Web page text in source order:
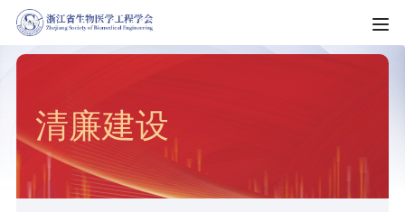
走进学会
学会简介
新闻资讯
清廉建设